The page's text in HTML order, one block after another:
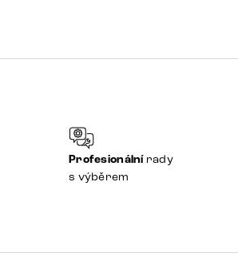
Profesionálnírady
s výběrem